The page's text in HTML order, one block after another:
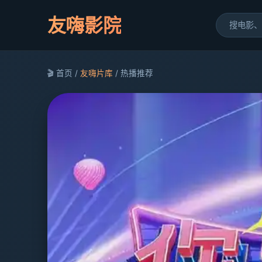
友嗨影院
🎬 首页 / 友嗨片库 / 热播推荐